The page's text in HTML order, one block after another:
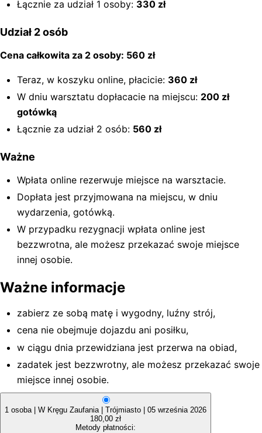
Łącznie za udział 1 osoby: 330 zł
Udział 2 osób
Cena całkowita za 2 osoby: 560 zł
Teraz, w koszyku online, płacicie: 360 zł
W dniu warsztatu dopłacacie na miejscu: 200 zł
gotówką
Łącznie za udział 2 osób: 560 zł
Ważne
Wpłata online rezerwuje miejsce na warsztacie.
Dopłata jest przyjmowana na miejscu, w dniu
wydarzenia, gotówką.
W przypadku rezygnacji wpłata online jest
bezzwrotna, ale możesz przekazać swoje miejsce
innej osobie.
Ważne informacje
zabierz ze sobą matę i wygodny, luźny strój,
cena nie obejmuje dojazdu ani posiłku,
w ciągu dnia przewidziana jest przerwa na obiad,
zadatek jest bezzwrotny, ale możesz przekazać swoje
miejsce innej osobie.
1 osoba | W Kręgu Zaufania | Trójmiasto | 05 września 2026
180,00 zł
Metody płatności: